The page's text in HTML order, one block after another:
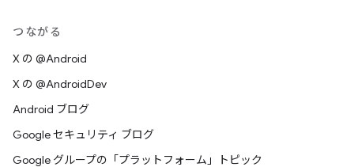
つながる
X の @Android
X の @AndroidDev
Android ブログ
Google セキュリティ ブログ
Google グループの「プラットフォーム」トピック